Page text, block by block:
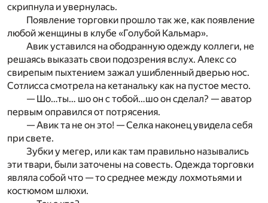
скрипнула и увернулась.
Появление торговки прошло так же, как появление
любой женщины в клубе «Голубой Кальмар».
Авик уставился на ободранную одежду коллеги, не
решаясь выказать свои подозрения вслух. Алекс со
свирепым пыхтением зажал ушибленный дверью нос.
Сотлисса смотрела на кетанальку как на пустое место.
— Шо…ты… шо он с тобой…шо он сделал? — аватор
первым оправился от потрясения.
— Авик та не он это! — Селка наконец увидела себя
при свете.
Зубки у мегер, или как там правильно назывались
эти твари, были заточены на совесть. Одежда торговки
являла собой что — то среднее между лохмотьями и
костюмом шлюхи.